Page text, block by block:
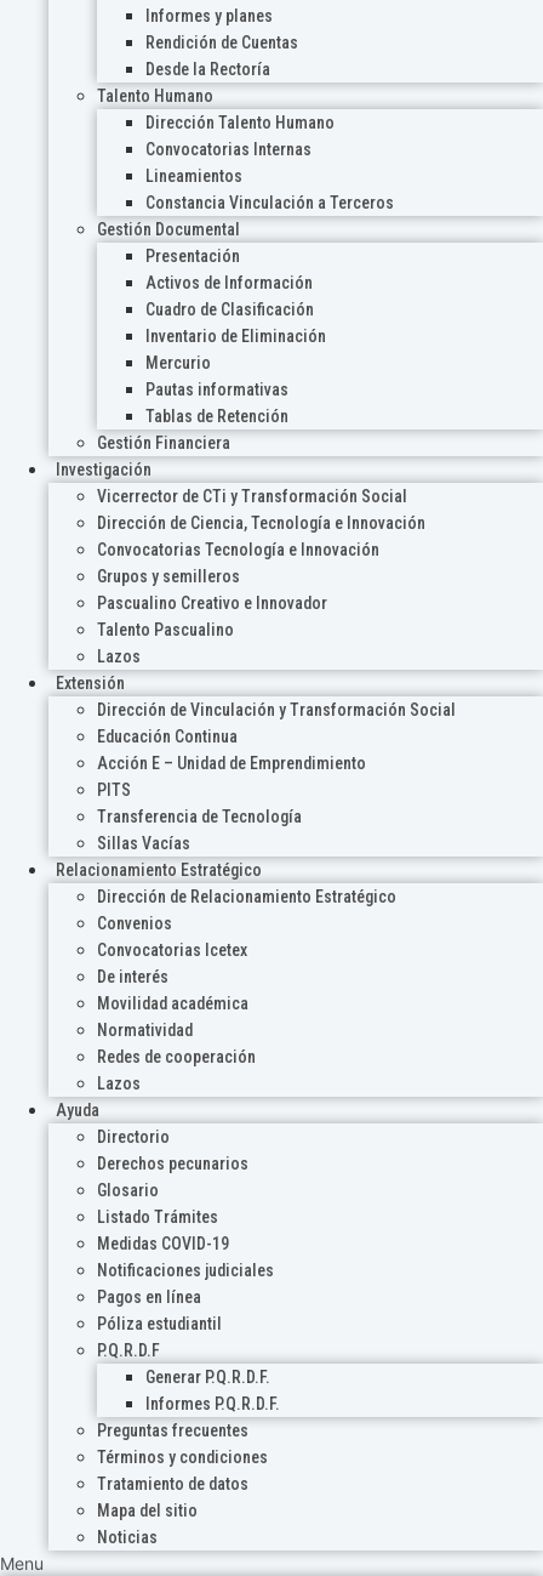
Informes y planes
Rendición de Cuentas
Desde la Rectoría
Talento Humano
Dirección Talento Humano
Convocatorias Internas
Lineamientos
Constancia Vinculación a Terceros
Gestión Documental
Presentación
Activos de Información
Cuadro de Clasificación
Inventario de Eliminación
Mercurio
Pautas informativas
Tablas de Retención
Gestión Financiera
Investigación
Vicerrector de CTi y Transformación Social
Dirección de Ciencia, Tecnología e Innovación
Convocatorias Tecnología e Innovación
Grupos y semilleros
Pascualino Creativo e Innovador
Talento Pascualino
Lazos
Extensión
Dirección de Vinculación y Transformación Social
Educación Continua
Acción E – Unidad de Emprendimiento
PITS
Transferencia de Tecnología
Sillas Vacías
Relacionamiento Estratégico
Dirección de Relacionamiento Estratégico
Convenios
Convocatorias Icetex
De interés
Movilidad académica
Normatividad
Redes de cooperación
Lazos
Ayuda
Directorio
Derechos pecunarios
Glosario
Listado Trámites
Medidas COVID-19
Notificaciones judiciales
Pagos en línea
Póliza estudiantil
P.Q.R.D.F
Generar P.Q.R.D.F.
Informes P.Q.R.D.F.
Preguntas frecuentes
Términos y condiciones
Tratamiento de datos
Mapa del sitio
Noticias
Menu